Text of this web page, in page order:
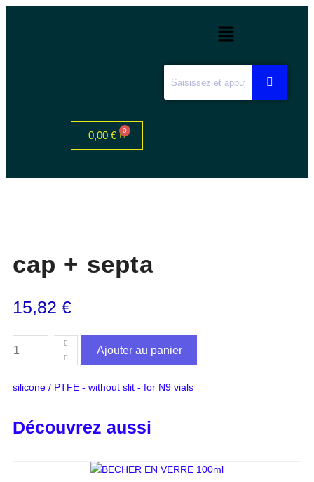
0,00 €
cap + septa
15,82 €
Ajouter au panier
silicone / PTFE - without slit - for N9 vials
Découvrez aussi